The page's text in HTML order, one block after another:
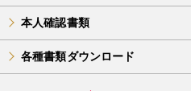
本人確認書類
各種書類ダウンロード